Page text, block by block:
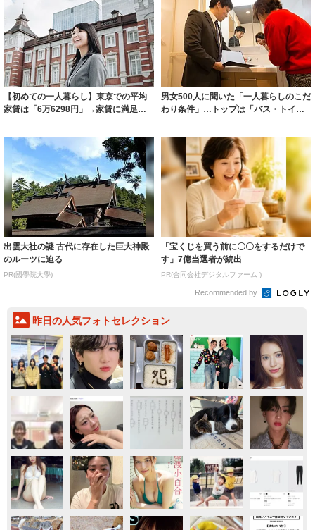
【初めての一人暮らし】東京での平均
家賃は「6万6298円」→家賃に満足し
男女500人に聞いた「一人暮らしのこだ
わり条件」…トップは「バス・トイレ
出雲大社の謎 古代に存在した巨大神殿
のルーツに迫る
PR(國學院大學)
「宝くじを買う前に〇〇をするだけで
す」7億当選者が続出
PR(合同会社デジタルファーム )
Recommended by
昨日の人気フォトセレクション